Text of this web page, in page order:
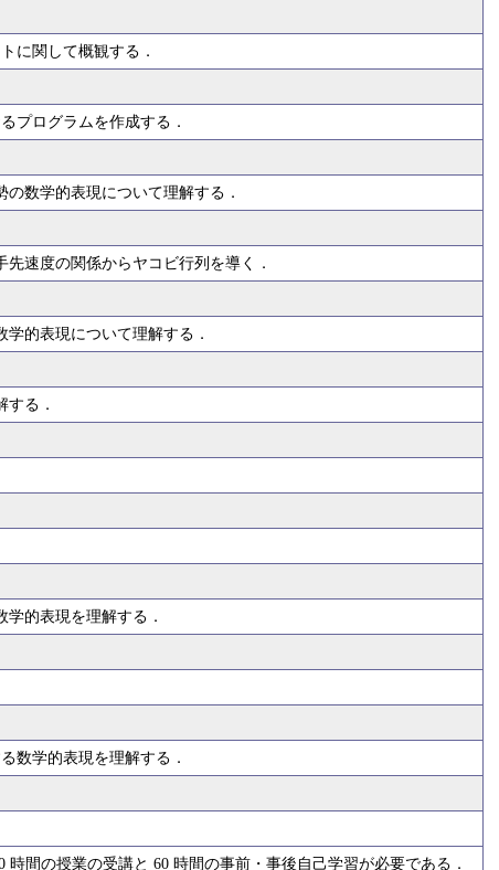
に関して概観する．
プログラムを作成する．
数学的表現について理解する．
速度の関係からヤコビ行列を導く．
的表現について理解する．
る．
的表現を理解する．
数学的表現を理解する．
間の授業の受講と 60 時間の事前・事後自己学習が必要である．